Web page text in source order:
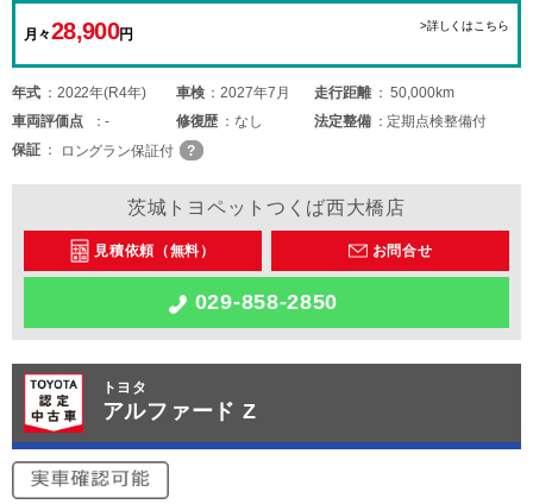
月々28,900円
>詳しくはこちら
年式 2022年(R4年) 車検 2027年7月 走行距離
50,000km
車両評価点 - 修復歴 なし 法定整備
定期点検整備付
保証
ロングラン保証付
茨城トヨペットつくば西大橋店
見積依頼（無料） お問合せ
029-858-2850
トヨタ
アルファード Z